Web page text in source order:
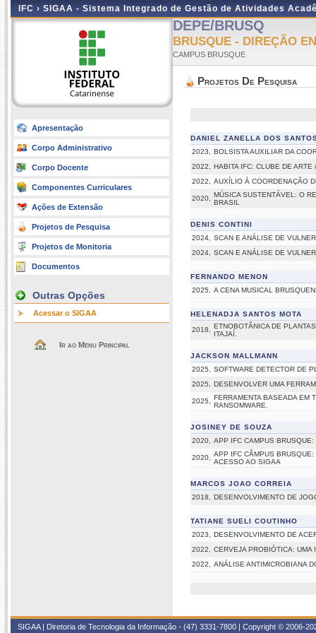
IFC › SIGAA - Sistema Integrado de Gestão de Atividades
Apresentação
Corpo Administrativo
Corpo Docente
Componentes Curriculares
Ações de Extensão
Projetos de Pesquisa
Projetos de Monitoria
Documentos
Outras Opções
Acessar o SIGAA
Ir ao Menu Principal
DEPE/BRUSQ
BRUSQUE - DIREÇÃO
CAMPUS BRUSQUE
Projetos De Pesquisa
DANIEL ZANELLA DOS
2023,
BOLSISTA AUXILIAR DA
2022,
HABITA IFC: CLUBE DE
2022,
AUXÍLIO À COORDENAÇÃO
2020,
MÚSICA SUSTENTÁVEL: O
BRASIL
DENIS CONTINI
2024,
SCAN E ANÁLISE DE
2024,
SCAN E ANÁLISE DE
FERNANDO MENON
2025,
A CENA MUSICAL
HELENADJA SANTOS MOTA
2018,
ETNOBOTÂNICA DE
ITAJAÍ.
JACKSON MALLMANN
2025,
SOFTWARE DETECTOR DE
2025,
DESENVOLVER UMA
2025,
FERRAMENTA BASEADA EM
RANSOMWARE.
JOSINEY DE SOUZA
2020,
APP IFC CAMPUS BRUSQUE:
2020,
APP IFC CÂMPUS
ACESSO AO SIGAA
MARCOS JOAO CORREIA
2018,
DESENVOLVIMENTO DE
TATIANE SUELI COUTINHO
2023,
DESENVOLVIMENTO DE
2022,
CERVEJA PROBIÓTICA: UMA
2022,
ANÁLISE ANTIMICROBIANA
SIGAA | Diretoria de Tecnologia da Informação - (47) 3331-7800 | Copyright © 2006-